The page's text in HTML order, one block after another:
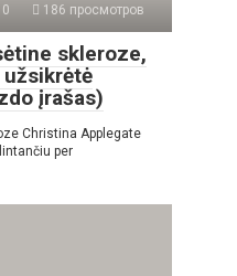
0 186 просмотров
skleroze,
įrašas)
Christina Applegate
per